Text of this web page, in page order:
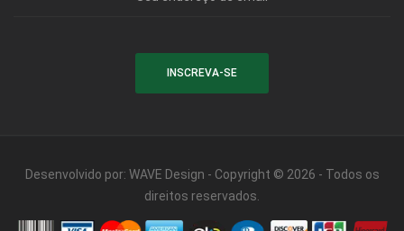
Desenvolvido por: WAVE Design - Copyright © 2026 - Todos os
direitos reservados.